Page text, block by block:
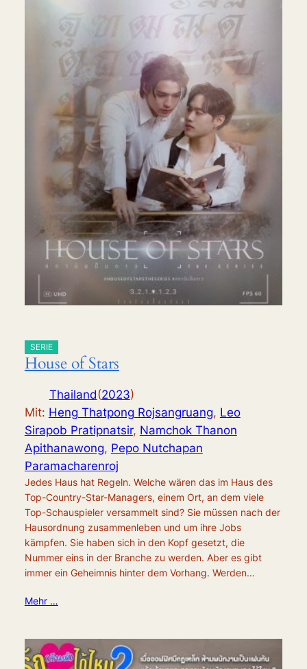
SERIE
House of Stars
Thailand(2023)
Mit: Heng Thatpong Rojsangruang, Leo
Sirapob Pratipnatsir, Namchok Thanon
Apithanawong, Pepo Nutchapan
Paramacharenroj
Jedes Haus hat Regeln. Welche wären das im Haus des
Top-Country-Star-Managers, einem Ort, an dem viele
Top-Schauspieler versammelt sind? Sie müssen nach der
Hausordnung zusammenleben und um ihre Jobs
kämpfen. Sie haben sich in den Kopf gesetzt, die
Nummer eins in der Branche zu werden. Aber es gibt
immer ein Geheimnis hinter dem Vorhang. Werden…
Mehr …